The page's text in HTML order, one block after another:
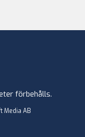
förbehålls.
Media AB